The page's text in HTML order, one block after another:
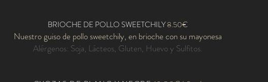
BRIOCHE DE POLLO SWEETCHILY8.50€
Nuestro guiso de pollo sweetchily, en brioche con su mayonesa
Alérgenos: Soja, Lácteos, Gluten, Huevo y Sulfitos.